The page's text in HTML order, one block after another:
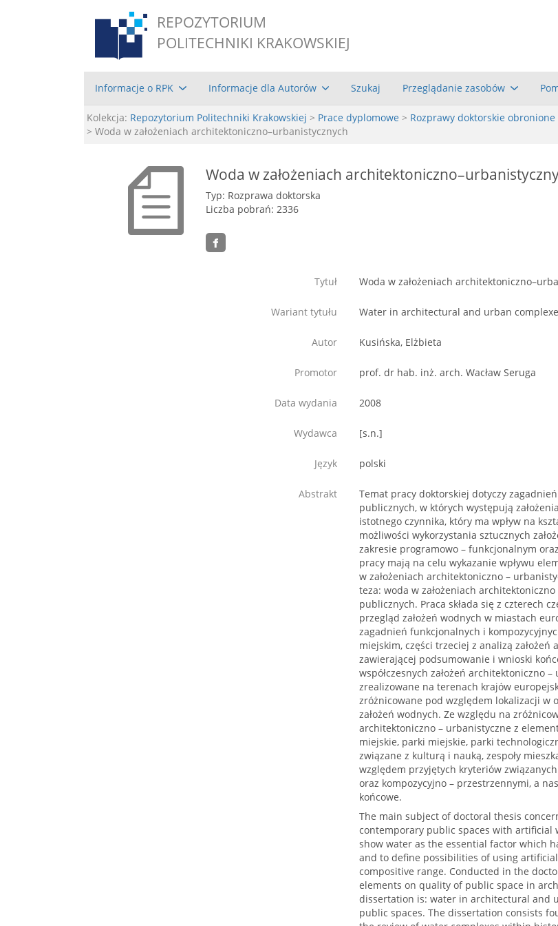
REPOZYTORIUM
POLITECHNIKI KRAKOWSKIEJ
Informacje o RPK Informacje dla Autorów Szukaj Przeglądanie zasobów
Kolekcja: Repozytorium Politechniki Krakowskiej > Prace dyplomowe > Rozprawy doktorskie obronione
> Woda w założeniach architektoniczno–urbanistycznych
Woda w założeniach
Typ: Rozprawa doktorska
Liczba pobrań: 2336
Tytuł Woda w założeniach
Wariant tytułu Water in architectural and urban
Autor Kusińska, Elżbieta
Promotor prof. dr hab. inż. arch. Wacław Seruga
Data wydania 2008
Wydawca [s.n.]
Język polski
Abstrakt
Temat pracy doktorskiej dotyczy
publicznych, w których występują
istotnego czynnika, który ma wpływ na
możliwości wykorzystania sztucznych
zakresie programowo – funkcjonalnym
pracy mają na celu wykazanie wpływu
w założeniach architektoniczno –
teza: woda w założeniach
publicznych. Praca składa się z czterech
przegląd założeń wodnych w miastach
zagadnień funkcjonalnych i
miejskim, części trzeciej z analizą
zawierającej podsumowanie i wnioski
współczesnych założeń architektoniczno
zrealizowane na terenach krajów
zróżnicowane pod względem lokalizacji w
założeń wodnych. Ze względu na
architektoniczno – urbanistyczne z
miejskie, parki miejskie, parki
związane z kulturą i nauką, zespoły
względem przyjętych kryteriów
oraz kompozycyjno – przestrzennymi, a
końcowe.
The main subject of doctoral thesis
contemporary public spaces with artificial
show water as the essential factor which
and to define possibilities of using
compositive range. Conducted in the
elements on quality of public space in
dissertation is: water in architectural and
public spaces. The dissertation consists